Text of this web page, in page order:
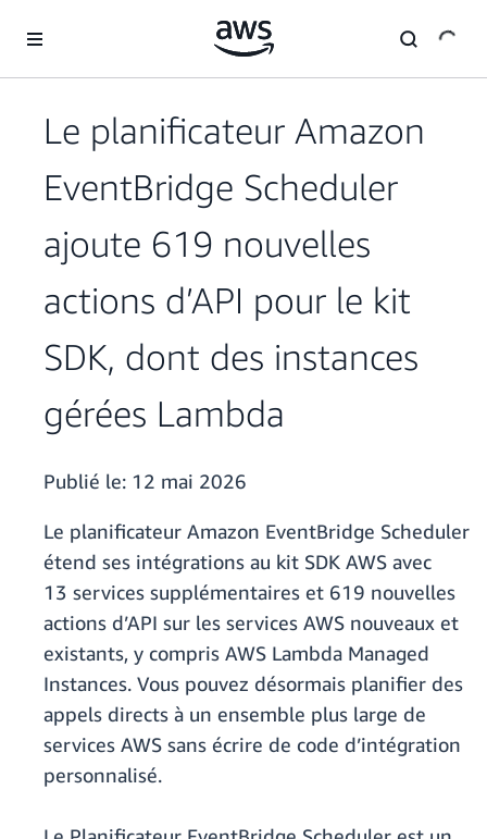
Le planificateur Amazon
EventBridge Scheduler
ajoute 619 nouvelles
actions d’API pour le kit
SDK, dont des instances
gérées Lambda
Publié le: 12 mai 2026
Le planificateur Amazon EventBridge Scheduler
étend ses intégrations au kit SDK AWS avec
13 services supplémentaires et 619 nouvelles
actions d’API sur les services AWS nouveaux et
existants, y compris AWS Lambda Managed
Instances. Vous pouvez désormais planifier des
appels directs à un ensemble plus large de
services AWS sans écrire de code d’intégration
personnalisé.